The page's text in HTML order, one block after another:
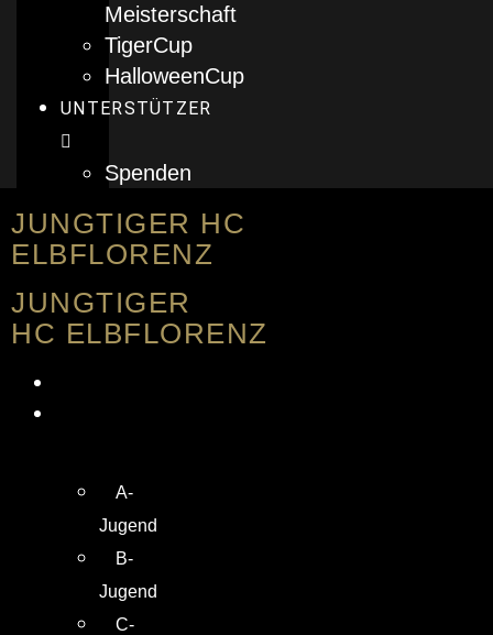
Meisterschaft
TigerCup
HalloweenCup
UNTERSTÜTZER
Spenden
JUNGTIGER HC
ELBFLORENZ
JUNGTIGER
HC ELBFLORENZ
A-
Jugend
B-
Jugend
C-